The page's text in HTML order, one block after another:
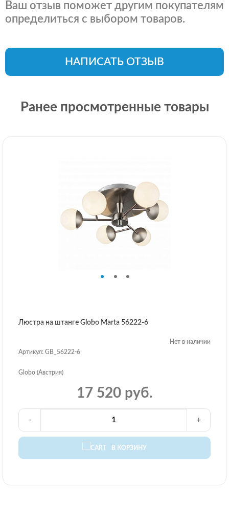
Ваш отзыв поможет другим покупателям
определиться с выбором товаров.
НАПИСАТЬ ОТЗЫВ
Ранее просмотренные товары
Люстра на штанге Globo Marta 56222-6
Нет в наличии
Артикул: GB_56222-6
Globo (Австрия)
17 520 руб.
В КОРЗИНУ
- +